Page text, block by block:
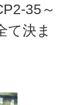
～
て決ま